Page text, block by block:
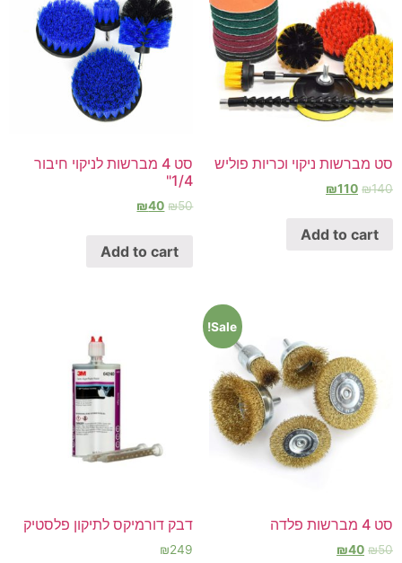
סט מברשות ניקוי וכריות פוליש
₪140
₪110
Add to cart
סט 4 מברשות לניקוי חיבור
1/4"
₪50
₪40
Add to cart
Sale!
סט 4 מברשות פלדה
₪50
₪40
דבק דורמיקס לתיקון פלסטיק
₪249